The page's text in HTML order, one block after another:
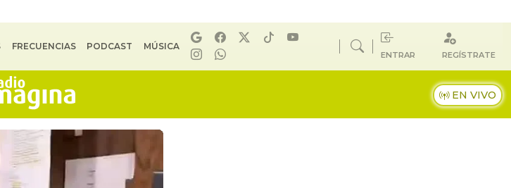
FRECUENCIAS PODCAST MÚSICA
ENTRAR REGÍSTRATE
EN VIVO